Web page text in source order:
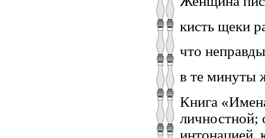
кисть щеки
что
в те минуты
Книга
личностной;
интонацией,